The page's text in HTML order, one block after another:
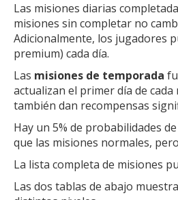
Las misiones diarias
misiones sin completar no
Adicionalmente, los jugadores
premium) cada día.
Las misiones de temporada
actualizan el primer día de
también dan recompensas
Hay un 5% de probabilidades
que las misiones normales,
La lista completa de misiones
Las dos tablas de abajo